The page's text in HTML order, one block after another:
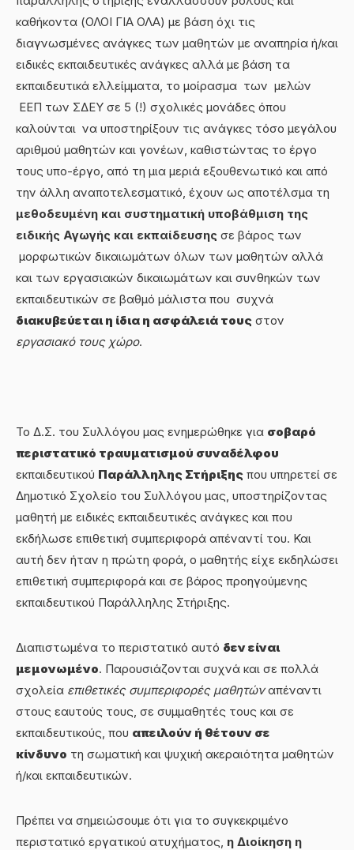
καθήκοντα (ΟΛΟΙ ΓΙΑ ΟΛΑ) με βάση όχι τις
διαγνωσμένες ανάγκες των μαθητών με αναπηρία ή/και
ειδικές εκπαιδευτικές ανάγκες αλλά με βάση τα
εκπαιδευτικά ελλείμματα, το μοίρασμα των μελών
ΕΕΠ των ΣΔΕΥ σε 5 (!) σχολικές μονάδες όπου
καλούνται να υποστηρίξουν τις ανάγκες τόσο μεγάλου
αριθμού μαθητών και γονέων, καθιστώντας το έργο
τους υπο-έργο, από τη μια μεριά εξουθενωτικό και από
την άλλη αναποτελεσματικό, έχουν ως αποτέλσμα τη
μεθοδευμένη και συστηματική υποβάθμιση της
ειδικής Αγωγής και εκπαίδευσης σε βάρος των
μορφωτικών δικαιωμάτων όλων των μαθητών αλλά
και των εργασιακών δικαιωμάτων και συνθηκών των
εκπαιδευτικών σε βαθμό μάλιστα που συχνά
διακυβεύεται η ίδια η ασφάλειά τους στον
εργασιακό τους χώρο.
Το Δ.Σ. του Συλλόγου μας ενημερώθηκε για σοβαρό
περιστατικό τραυματισμού συναδέλφου
εκπαιδευτικού Παράλληλης Στήριξης που υπηρετεί σε
Δημοτικό Σχολείο του Συλλόγου μας, υποστηρίζοντας
μαθητή με ειδικές εκπαιδευτικές ανάγκες και που
εκδήλωσε επιθετική συμπεριφορά απέναντί του. Και
αυτή δεν ήταν η πρώτη φορά, ο μαθητής είχε εκδηλώσει
επιθετική συμπεριφορά και σε βάρος προηγούμενης
εκπαιδευτικού Παράλληλης Στήριξης.
Διαπιστωμένα το περιστατικό αυτό δεν είναι
μεμονωμένο. Παρουσιάζονται συχνά και σε πολλά
σχολεία επιθετικές συμπεριφορές μαθητώναπέναντι
στους εαυτούς τους, σε συμμαθητές τους και σε
εκπαιδευτικούς, που απειλούν ή θέτουν σε
κίνδυνο τη σωματική και ψυχική ακεραιότητα μαθητών
ή/και εκπαιδευτικών.
Πρέπει να σημειώσουμε ότι για το συγκεκριμένο
περιστατικό εργατικού ατυχήματος, η Διοίκηση η